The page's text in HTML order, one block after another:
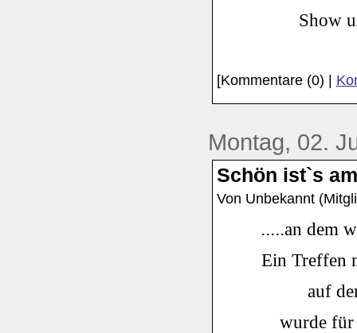
Show
[Kommentare (0) |
Montag, 02.
Schön ist`s
Von Unbekannt
.....an dem
Ein Treffen
auf
wurde für